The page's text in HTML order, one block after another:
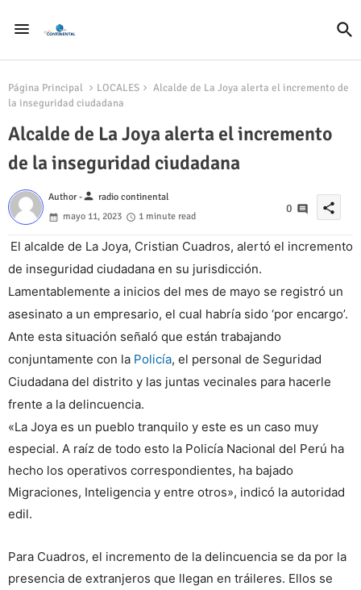
Página Principal LOCALES
Alcalde de La Joya alerta el incremento de
la inseguridad ciudadana
Alcalde de La Joya alerta el incremento
de la inseguridad ciudadana
Author -person radio continental
mayo 11, 2023
1 minute read
0 share
El alcalde de La Joya, Cristian Cuadros, alertó el incremento
de inseguridad ciudadana en su jurisdicción.
Lamentablemente a inicios del mes de mayo se registró un
asesinato a un empresario, el cual habría sido ‘por encargo’.
Ante esta situación señaló que están trabajando
conjuntamente con la Policía, el personal de Seguridad
Ciudadana del distrito y las juntas vecinales para hacerle
frente a la delincuencia.
«La Joya es un pueblo tranquilo y este es un caso muy
especial. A raíz de todo esto la Policía Nacional del Perú ha
hecho los operativos correspondientes, ha bajado
Migraciones, Inteligencia y entre otros», indicó la autoridad
edil.
Para Cuadros, el incremento de la delincuencia se da por la
presencia de extranjeros que llegan en tráileres. Ellos se